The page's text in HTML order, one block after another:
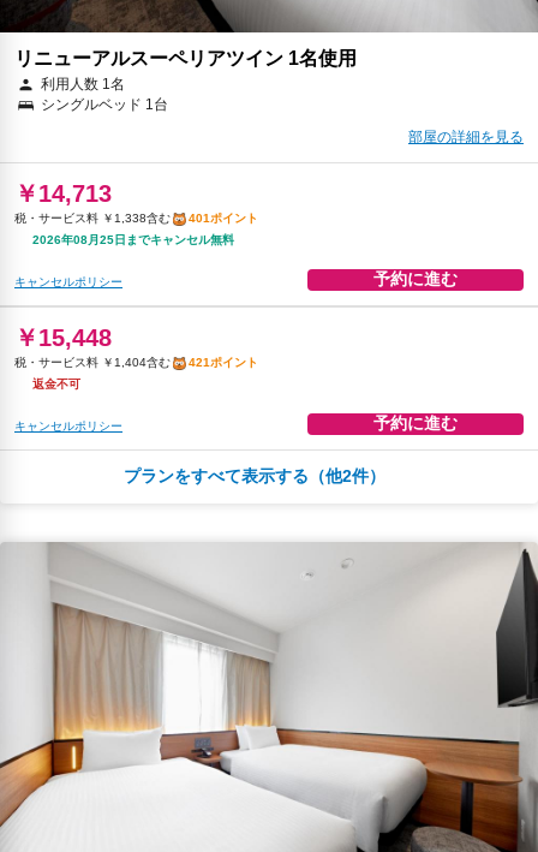
リニューアルスーペリアツイン 1名使用
利用人数 1名
シングルベッド 1台
部屋の詳細を見る
￥14,713
税・サービス料 ￥1,338含む
401ポイント
2026年08月25日までキャンセル無料
キャンセルポリシー 予約に進む
￥15,448
税・サービス料 ￥1,404含む
421ポイント
返金不可
キャンセルポリシー 予約に進む
税・サービス料 ￥1,468含む
440ポイント
2026年08月25日までキャンセル無料
キャンセルポリシー
￥16,951
税・サービス料 ￥1,541含む
462ポイント
返金不可
キャンセルポリシー 予約に進む
プランをすべて表示する（他2件）